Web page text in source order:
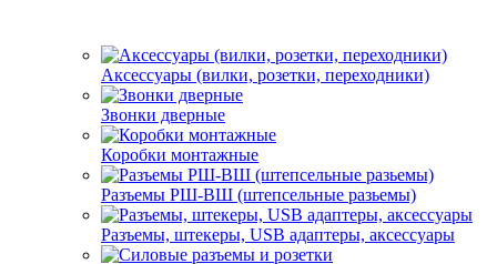
Аксессуары (вилки, розетки, переходники)
Звонки дверные
Коробки монтажные
Разъемы РШ-ВШ (штепсельные разьемы)
Разъемы, штекеры, USB адаптеры, аксессуары